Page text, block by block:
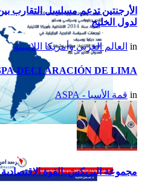
تقرير أمريكا اللاتينية
2014
الأرجنتين تدعم مسلسل التقارب
لدول الخليج
in العالم العربي وأمريكا اللاتينية
DECLARACIÓN DE LIMA
in قمة الأسبا - ASPA
مجموعة البريكس..القوة الاقتصادية